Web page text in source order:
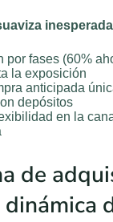
por fases (60%
la exposición
anticipada
depósitos
en la
de